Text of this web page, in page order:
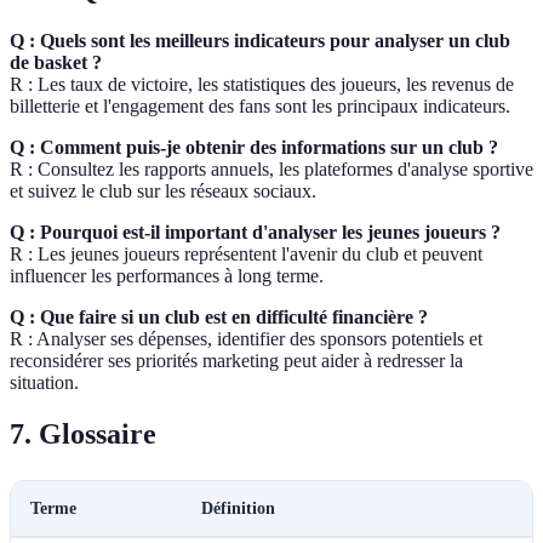
Q : Quels sont les meilleurs indicateurs pour analyser un club
de basket ?
R : Les taux de victoire, les statistiques des joueurs, les revenus de
billetterie et l'engagement des fans sont les principaux indicateurs.
Q : Comment puis-je obtenir des informations sur un club ?
R : Consultez les rapports annuels, les plateformes d'analyse sportive
et suivez le club sur les réseaux sociaux.
Q : Pourquoi est-il important d'analyser les jeunes joueurs ?
R : Les jeunes joueurs représentent l'avenir du club et peuvent
influencer les performances à long terme.
Q : Que faire si un club est en difficulté financière ?
R : Analyser ses dépenses, identifier des sponsors potentiels et
reconsidérer ses priorités marketing peut aider à redresser la
situation.
7. Glossaire
Terme Définition